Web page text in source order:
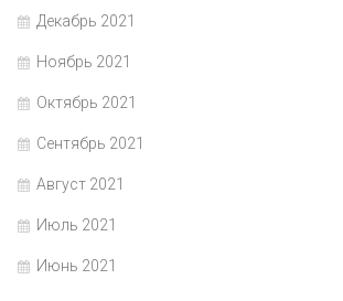
Декабрь 2021
Ноябрь 2021
Октябрь 2021
Сентябрь 2021
Август 2021
Июль 2021
Июнь 2021